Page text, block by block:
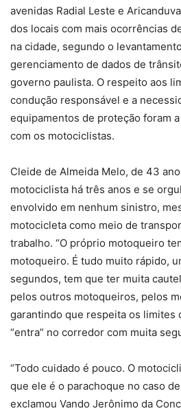
avenidas Radial Leste e
dos locais com mais ocorrências
na cidade, segundo o
gerenciamento de dados de
governo paulista. O respeito aos
condução responsável e a
equipamentos de proteção foram
com os motociclistas.
Cleide de Almeida Melo, de 43
motociclista há três anos e se
envolvido em nenhum sinistro,
motocicleta como meio de
trabalho. “O próprio motoqueiro
motoqueiro. É tudo muito rápido,
segundos, tem que ter muita
pelos outros motoqueiros, pelos
garantindo que respeita os limites
“entra” no corredor com muita
“Todo cuidado é pouco. O
que ele é o parachoque no caso
exclamou Vando Jerônimo da